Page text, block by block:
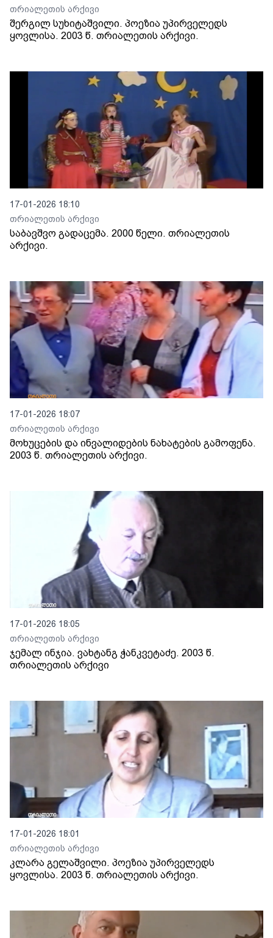
თრიალეთის არქივი
შერგილ სუხიტაშვილი. პოეზია უპირველედს
ყოვლისა. 2003 წ. თრიალეთის არქივი.
17-01-2026 18:10
თრიალეთის არქივი
საბავშვო გადაცემა. 2000 წელი. თრიალეთის
არქივი.
17-01-2026 18:07
თრიალეთის არქივი
მოხუცების და ინვალიდების ნახატების გამოფენა.
2003 წ. თრიალეთის არქივი.
17-01-2026 18:05
თრიალეთის არქივი
ჯემალ ინჯია. ვახტანგ ჭანკვეტაძე. 2003 წ.
თრიალეთის არქივი
17-01-2026 18:01
თრიალეთის არქივი
კლარა გელაშვილი. პოეზია უპირველედს
ყოვლისა. 2003 წ. თრიალეთის არქივი.